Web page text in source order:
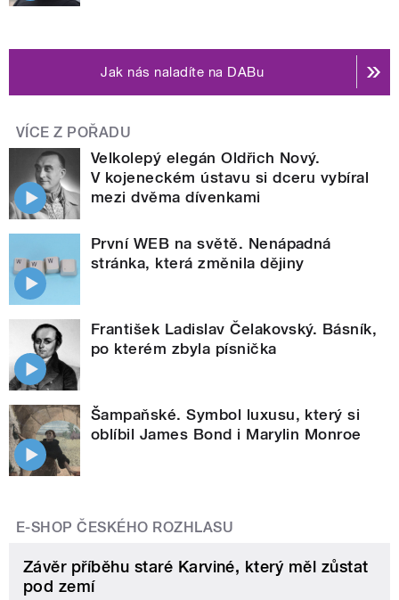
Jak nás naladíte na DABu
VÍCE Z POŘADU
Velkolepý elegán Oldřich Nový.
V kojeneckém ústavu si dceru vybíral
mezi dvěma dívenkami
První WEB na světě. Nenápadná
stránka, která změnila dějiny
František Ladislav Čelakovský. Básník,
po kterém zbyla písnička
Šampaňské. Symbol luxusu, který si
oblíbil James Bond i Marylin Monroe
E-SHOP ČESKÉHO ROZHLASU
Závěr příběhu staré Karviné, který měl zůstat
pod zemí